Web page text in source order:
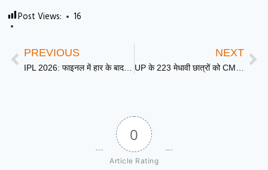
Post Views: 16
PREVIOUS
IPL 2026: फाइनल में हार के बाद Gujarat Titans की टीम बस में लगी आग, बाल-बाल बचे खिलाड़ी
NEXT
UP के 223 मेधावी छात्रों को CM Yogi का बड़ा तोहफा, मिलेगा 1 लाख का चेक और टैबलेट
0
Article Rating